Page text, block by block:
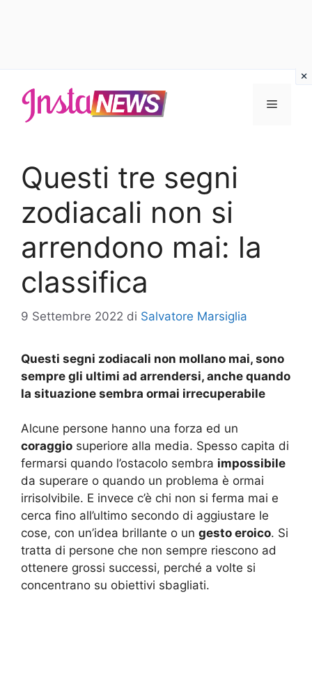
contenuto
Menu
Questi tre segni
zodiacali non si
arrendono mai: la
classifica
9 Settembre 2022 di Salvatore Marsiglia
Questi segni zodiacali non mollano mai, sono
sempre gli ultimi ad arrendersi, anche quando
la situazione sembra ormai irrecuperabile
Alcune persone hanno una forza ed un
coraggio superiore alla media. Spesso capita di
fermarsi quando l’ostacolo sembra impossibile
da superare o quando un problema è ormai
irrisolvibile. E invece c’è chi non si ferma mai e
cerca fino all’ultimo secondo di aggiustare le
cose, con un’idea brillante o un gesto eroico. Si
tratta di persone che non sempre riescono ad
ottenere grossi successi, perché a volte si
concentrano su obiettivi sbagliati.